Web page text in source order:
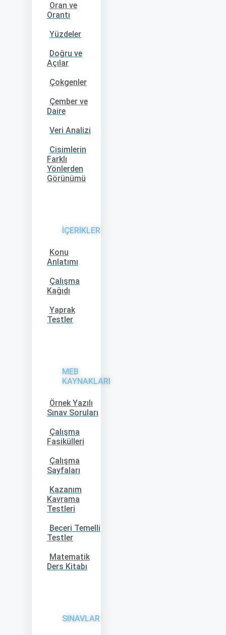
Oran ve
Orantı
Yüzdeler
Doğru ve
Açılar
Çokgenler
Çember ve
Daire
Veri Analizi
Cisimlerin
Farklı
Yönlerden
Görünümü
İÇERİKLER
Konu
Anlatımı
Çalışma
Kağıdı
Yaprak
Testler
MEB
KAYNAKLARI
Örnek Yazılı
Sınav Soruları
Çalışma
Fasikülleri
Çalışma
Sayfaları
Kazanım
Kavrama
Testleri
Beceri Temelli
Testler
Matematik
Ders Kitabı
SINAVLAR